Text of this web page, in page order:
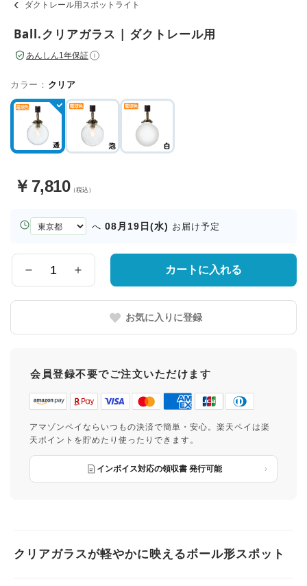
ダクトレール用スポットライト
Ball.クリアガラス | ダクトレール用
あんしん1年保証 i
カラー： クリア
￥ 7,810（税込）
お
届
県
へ 08月19日(水) お届け予定
量
カートに入れる
お気に入りに登録
会員登録不要でご注文いただけます
アマゾンペイならいつもの決済で簡単・安心。楽天ペイは楽
天ポイントを貯めたり使ったりできます。
インボイス対応の領収書 発行可能
クリアガラスが軽やかに映えるボール形スポット